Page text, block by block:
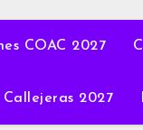
COAC 2027
Callejeras 2027